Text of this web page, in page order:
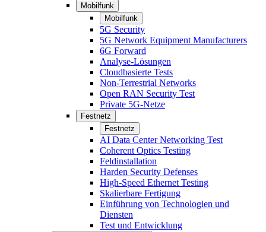
Mobilfunk
Mobilfunk
5G Security
5G Network Equipment Manufacturers
6G Forward
Analyse-Lösungen
Cloudbasierte Tests
Non-Terrestrial Networks
Open RAN Security Test
Private 5G-Netze
Festnetz
Festnetz
AI Data Center Networking Test
Coherent Optics Testing
Feldinstallation
Harden Security Defenses
High-Speed Ethernet Testing
Skalierbare Fertigung
Einführung von Technologien und
Diensten
Test und Entwicklung